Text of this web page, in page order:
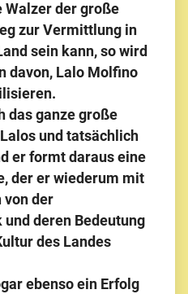
Walzer der große
zur Vermittlung in
sein kann, so wird
davon, Lalo Molfino
das ganze große
und tatsächlich
er formt daraus eine
der er wiederum mit
von der
deren Bedeutung
des Landes
ebenso ein Erfolg